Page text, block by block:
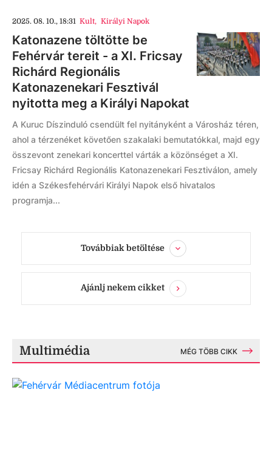
2025. 08. 10., 18:31 Kult, Királyi Napok
Katonazene töltötte be
Fehérvár tereit - a XI. Fricsay
Richárd Regionális
Katonazenekari Fesztivál
nyitotta meg a Királyi Napokat
A Kuruc Díszinduló csendült fel nyitányként a Városház téren,
ahol a térzenéket követően szakalaki bemutatókkal, majd egy
összevont zenekari koncerttel várták a közönséget a XI.
Fricsay Richárd Regionális Katonazenekari Fesztiválon, amely
idén a Székesfehérvári Királyi Napok első hivatalos
programja...
Továbbiak betöltése
Ajánlj nekem cikket
Multimédia MÉG TÖBB CIKK